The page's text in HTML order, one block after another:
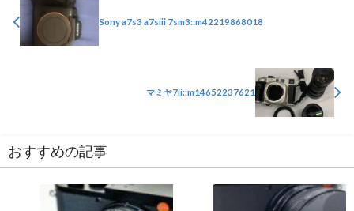
Sony a7s3 a7siii 7sm3::m42219868018
マミヤ7ii::m14652237621
おすすめの記事